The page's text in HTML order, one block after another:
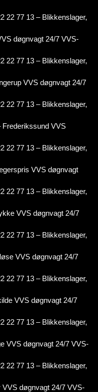
22 77 13 – Blikkenslager,
døgnvagt 24/7 VVS-
22 77 13 – Blikkenslager,
VVS døgnvagt 24/7
22 77 13 – Blikkenslager,
Frederikssund VVS
22 77 13 – Blikkenslager,
VVS døgnvagt
22 77 13 – Blikkenslager,
VVS døgnvagt 24/7
22 77 13 – Blikkenslager,
VVS døgnvagt 24/7
22 77 13 – Blikkenslager,
VVS døgnvagt 24/7
22 77 13 – Blikkenslager,
VVS døgnvagt 24/7 VVS-
22 77 13 – Blikkenslager,
døgnvagt 24/7 VVS-